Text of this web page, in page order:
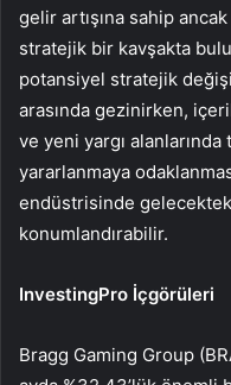
gelir artışına sahip
stratejik bir kavşakta
potansiyel stratejik
arasında gezinirken,
ve yeni yargı
yararlanmaya
endüstrisinde
konumlandırabilir.
InvestingPro İçgörüleri
Bragg Gaming Group